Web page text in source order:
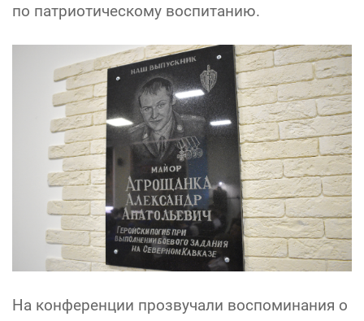
по патриотическому воспитанию.
На конференции прозвучали воспоминания о